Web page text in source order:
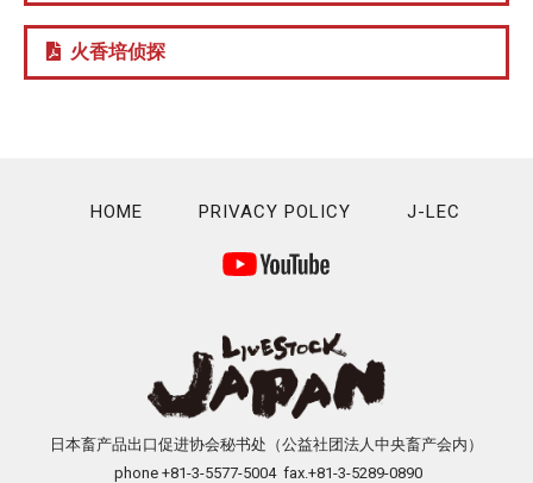
火香培侦探
HOME PRIVACY POLICY J-LEC
日本畜产品出口促进协会秘书处（公益社团法人中央畜产会内）
phone +81-3-5577-5004 fax.+81-3-5289-0890